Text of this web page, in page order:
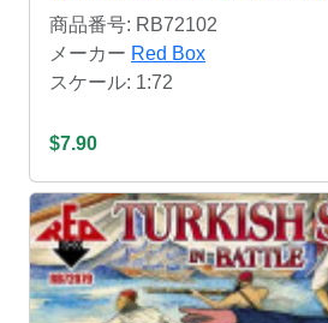
商品番号: RB72102
メーカー Red Box
スケール: 1:72
$7.90